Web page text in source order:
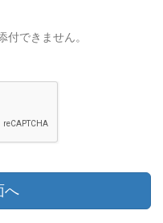
付できません。
へ